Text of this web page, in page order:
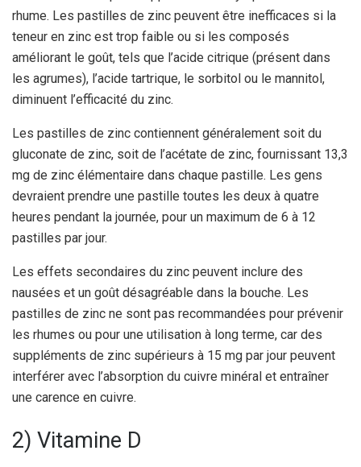
rhume. Les pastilles de zinc peuvent être inefficaces si la
teneur en zinc est trop faible ou si les composés
améliorant le goût, tels que l’acide citrique (présent dans
les agrumes), l’acide tartrique, le sorbitol ou le mannitol,
diminuent l’efficacité du zinc.
Les pastilles de zinc contiennent généralement soit du
gluconate de zinc, soit de l’acétate de zinc, fournissant 13,3
mg de zinc élémentaire dans chaque pastille. Les gens
devraient prendre une pastille toutes les deux à quatre
heures pendant la journée, pour un maximum de 6 à 12
pastilles par jour.
Les effets secondaires du zinc peuvent inclure des
nausées et un goût désagréable dans la bouche. Les
pastilles de zinc ne sont pas recommandées pour prévenir
les rhumes ou pour une utilisation à long terme, car des
suppléments de zinc supérieurs à 15 mg par jour peuvent
interférer avec l’absorption du cuivre minéral et entraîner
une carence en cuivre.
2) Vitamine D